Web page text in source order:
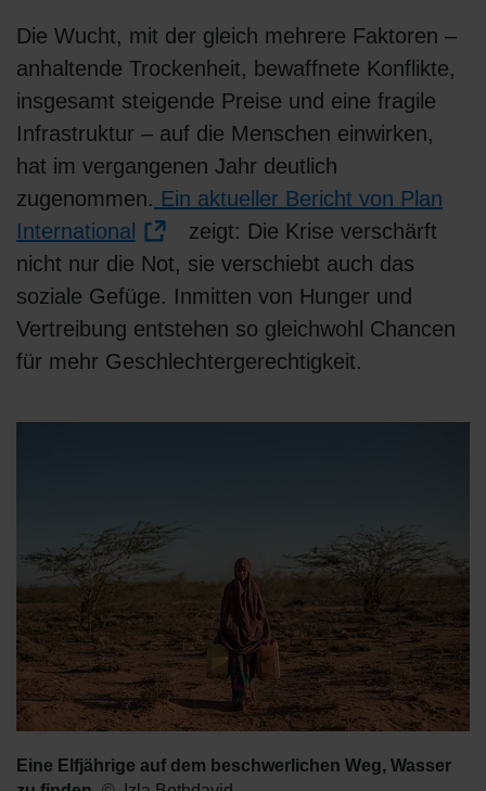
Die Wucht, mit der gleich mehrere Faktoren –
anhaltende Trockenheit, bewaffnete Konflikte,
insgesamt steigende Preise und eine fragile
Infrastruktur – auf die Menschen einwirken,
hat im vergangenen Jahr deutlich
zugenommen. Ein aktueller Bericht von Plan
International
zeigt: Die Krise verschärft
nicht nur die Not, sie verschiebt auch das
soziale Gefüge. Inmitten von Hunger und
Vertreibung entstehen so gleichwohl Chancen
für mehr Geschlechtergerechtigkeit.
Eine Elfjährige auf dem beschwerlichen Weg, Wasser